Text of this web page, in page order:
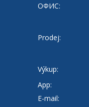
ОФИС:
Prodej:
Výkup:
App:
E-mail: